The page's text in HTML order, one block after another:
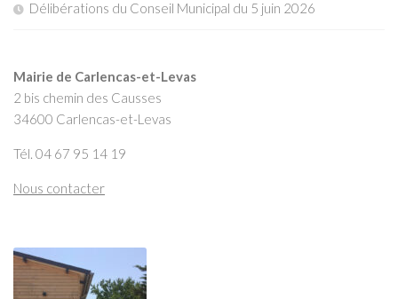
Délibérations du Conseil Municipal du 5 juin 2026
Mairie de Carlencas-et-Levas
2 bis chemin des Causses
34600 Carlencas-et-Levas
Tél. 04 67 95 14 19
Nous contacter